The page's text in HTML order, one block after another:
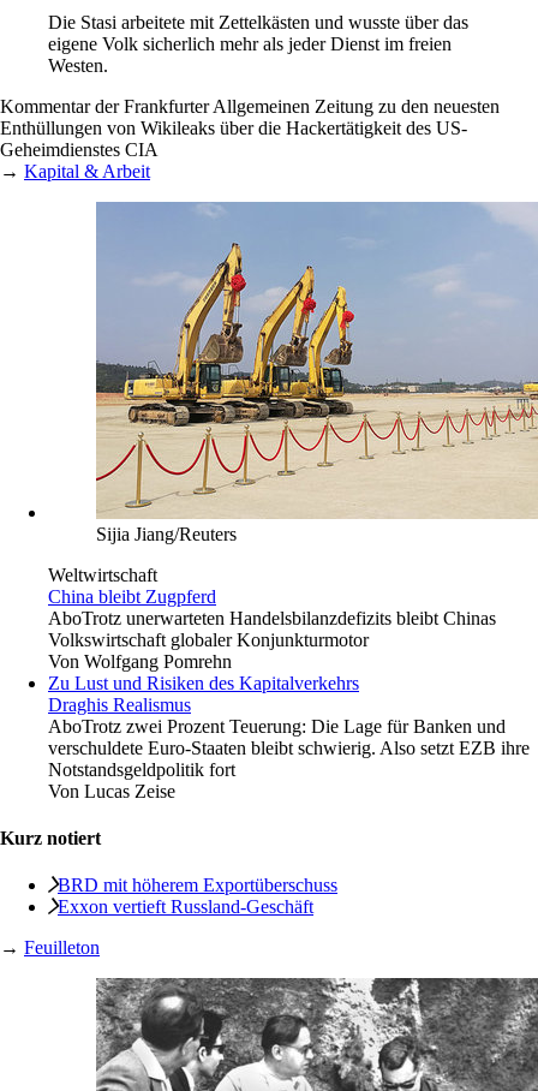
Die Stasi arbeitete mit Zettelkästen und wusste über das
eigene Volk sicherlich mehr als jeder Dienst im freien
Westen.
Kommentar der Frankfurter Allgemeinen Zeitung zu den neuesten
Enthüllungen von Wikileaks über die Hackertätigkeit des US-
Geheimdienstes CIA
→ Kapital & Arbeit
Sijia Jiang/Reuters
Weltwirtschaft
China bleibt Zugpferd
AboTrotz unerwarteten Handelsbilanzdefizits bleibt Chinas
Volkswirtschaft globaler Konjunkturmotor
Von Wolfgang Pomrehn
Zu Lust und Risiken des Kapitalverkehrs
Draghis Realismus
AboTrotz zwei Prozent Teuerung: Die Lage für Banken und
verschuldete Euro-Staaten bleibt schwierig. Also setzt EZB ihre
Notstandsgeldpolitik fort
Von Lucas Zeise
Kurz notiert
BRD mit höherem ­Exportüberschuss
Exxon vertieft ­Russland-Geschäft
→ Feuilleton